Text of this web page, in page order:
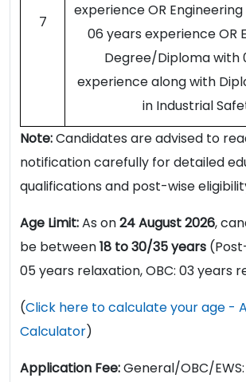
7
experience OR
06 years experience OR
Degree/Diploma with
experience along with
in Industrial
Note:Candidates are advised to
notification carefully for detailed
qualifications and post-wise
Age Limit:As on24 August 2026,
be between18 to 30/35 years
05 years relaxation, OBC: 03 years
(Click here to calculate your age -
Calculator)
Application Fee:General/OBC/EWS: